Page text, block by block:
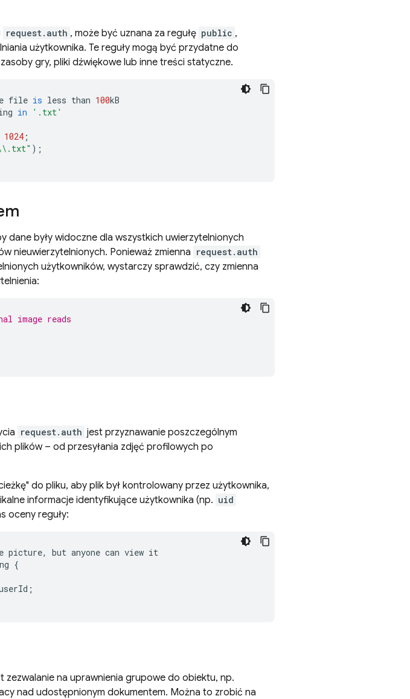
request.auth , może być uznana za regułę public ,
użytkownika. Te reguły mogą być przydatne do
gry, pliki dźwiękowe lub inne treści statyczne.
file is less than 100kB
in
'.txt'
1024 ;
.txt" );
dane były widoczne dla wszystkich uwierzytelnionych
nieuwierzytelnionych. Ponieważ zmienna request.auth
użytkowników, wystarczy sprawdzić, czy zmienna
image reads
request.auth jest przyznawanie poszczególnym
plików – od przesyłania zdjęć profilowych po
do pliku, aby plik był kontrolowany przez użytkownika,
informacje identyfikujące użytkownika (np. uid
oceny reguły:
picture, but anyone can view it
{
;
zezwalanie na uprawnienia grupowe do obiektu, np.
nad udostępnionym dokumentem. Można to zrobić na